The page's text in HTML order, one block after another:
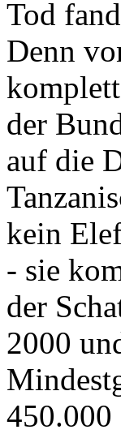
Tod
Denn
der
auf die
kein
- sie
der
2000
450.000